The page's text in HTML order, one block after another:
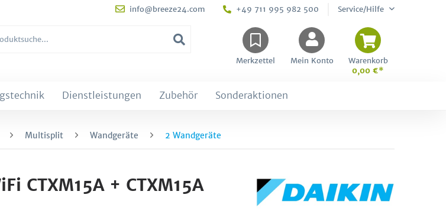
info@breeze24.com +49 711 995 982 500 Service/Hilfe
Merkzettel Mein Konto
Warenkorb
0,00 €*
Dienstleistungen Zubehör Sonderaktionen
Multisplit Wandgeräte 2 Wandgeräte
CTXM15A + CTXM15A